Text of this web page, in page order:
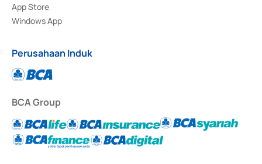
App Store
Windows App
Perusahaan Induk
BCA Group